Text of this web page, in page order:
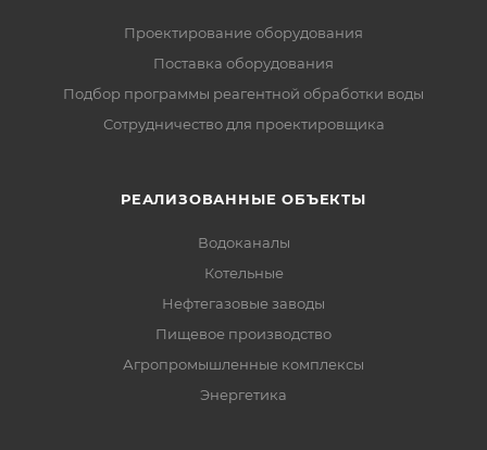
Проектирование оборудования
Поставка оборудования
Подбор программы реагентной обработки воды
Сотрудничество для проектировщика
РЕАЛИЗОВАННЫЕ ОБЪЕКТЫ
Водоканалы
Котельные
Нефтегазовые заводы
Пищевое производство
Агропромышленные комплексы
Энергетика